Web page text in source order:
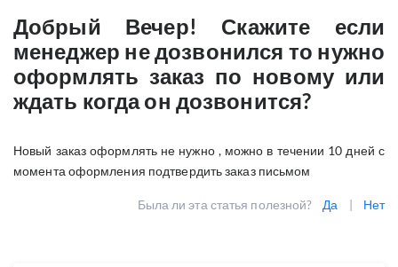
Добрый Вечер! Скажите если
менеджер не дозвонился то нужно
оформлять заказ по новому или
ждать когда он дозвонится?
Новый заказ оформлять не нужно , можно в течении 10 дней с
момента оформления подтвердить заказ письмом
Была ли эта статья полезной? Да | Нет